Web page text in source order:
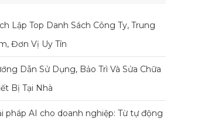
Lập Top Danh Sách Công Ty, Trung
Đơn Vị Uy Tín
Dẫn Sử Dụng, Bảo Trì Và Sửa Chữa
Bị Tại Nhà
pháp AI cho doanh nghiệp: Từ tự động